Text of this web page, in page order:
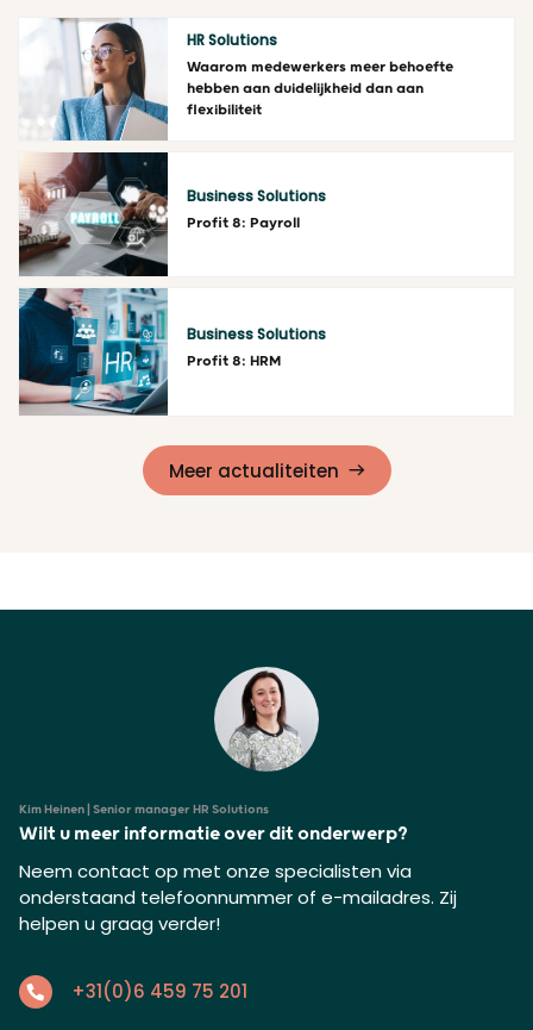
Lees meer
HR Solutions
Waarom medewerkers meer behoefte
hebben aan duidelijkheid dan aan
flexibiliteit
Lees meer
Business Solutions
Profit 8: Payroll
Business Solutions
Profit 8: HRM
Meer actualiteiten
Kim Heinen | Senior manager HR Solutions
Wilt u meer informatie over dit onderwerp?
Neem contact op met onze specialisten via
onderstaand telefoonnummer of e-mailadres. Zij
helpen u graag verder!
+31(0)6 459 75 201